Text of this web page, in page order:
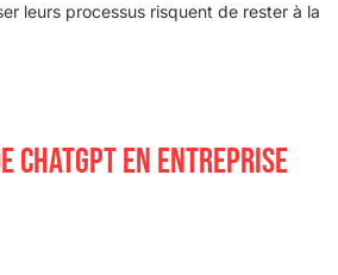
leurs processus risquent de rester à la
CHATGPT EN ENTREPRISE